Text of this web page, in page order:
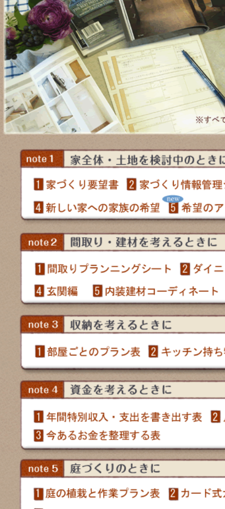
【読者アンケート】
この記事の感想 とても面白かった
リストのリクエストがあれば、こちらから
性別 男性 女性 年齢